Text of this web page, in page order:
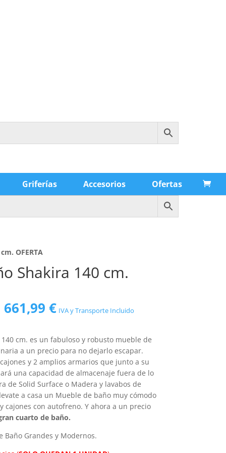
Griferías Accesorios Ofertas
OFERTA
Shakira 140 cm.
El
precio
era:
950,00 €.
661,99 €El
precio
es:
661,99 €.
IVA y Transporte Incluido
cm. es un fabuloso y robusto mueble de
a un precio para no dejarlo escapar.
y 2 amplios armarios que junto a su
una capacidad de almacenaje fuera de lo
de Solid Surface o Madera y lavabos de
a casa un Mueble de baño muy cómodo
cajones con autofreno. Y ahora a un precio
cuarto de baño.
Baño Grandes y Modernos.